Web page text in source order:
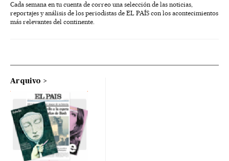
Cada semana en tu cuenta de correo una selección de las noticias,
reportajes y análisis de los periodistas de EL PAÍS con los acontecimientos
más relevantes del continente.
Arquivo